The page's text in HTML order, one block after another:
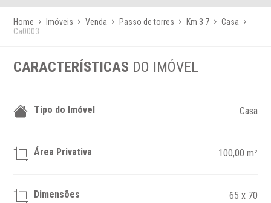
Home Imóveis Venda Passo de torres Km 3 7
Casa
Ca0003
CARACTERÍSTICAS DO IMÓVEL
Tipo do Imóvel Casa
Área Privativa 100,00 m²
Dimensões 65 x 70